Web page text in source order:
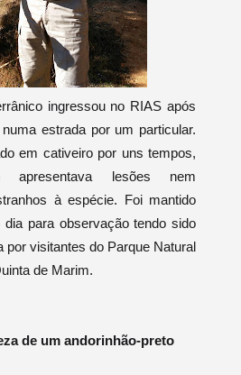
ingressou no RIAS após
estrada por um particular.
em cativeiro por uns tempos,
lesões nem
à espécie. Foi mantido
para observação tendo sido
por visitantes do Parque Natural
de Marim.
de um andorinhão-preto